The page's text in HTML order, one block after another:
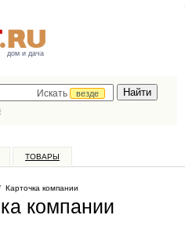
дом и дача
Искать
везде
ТОВАРЫ
Карточка компании
компании